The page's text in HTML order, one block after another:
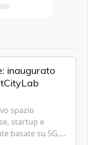
inaugurato
spazio
startup e
basate su 5G,